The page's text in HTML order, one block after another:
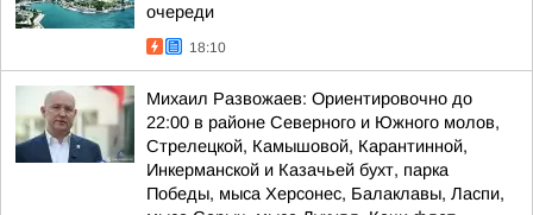
очереди
18:10
Михаил Развожаев: Ориентировочно до
22:00 в районе Северного и Южного молов,
Стрелецкой, Камышовой, Карантинной,
Инкерманской и Казачьей бухт, парка
Победы, мыса Херсонес, Балаклавы, Ласпи,